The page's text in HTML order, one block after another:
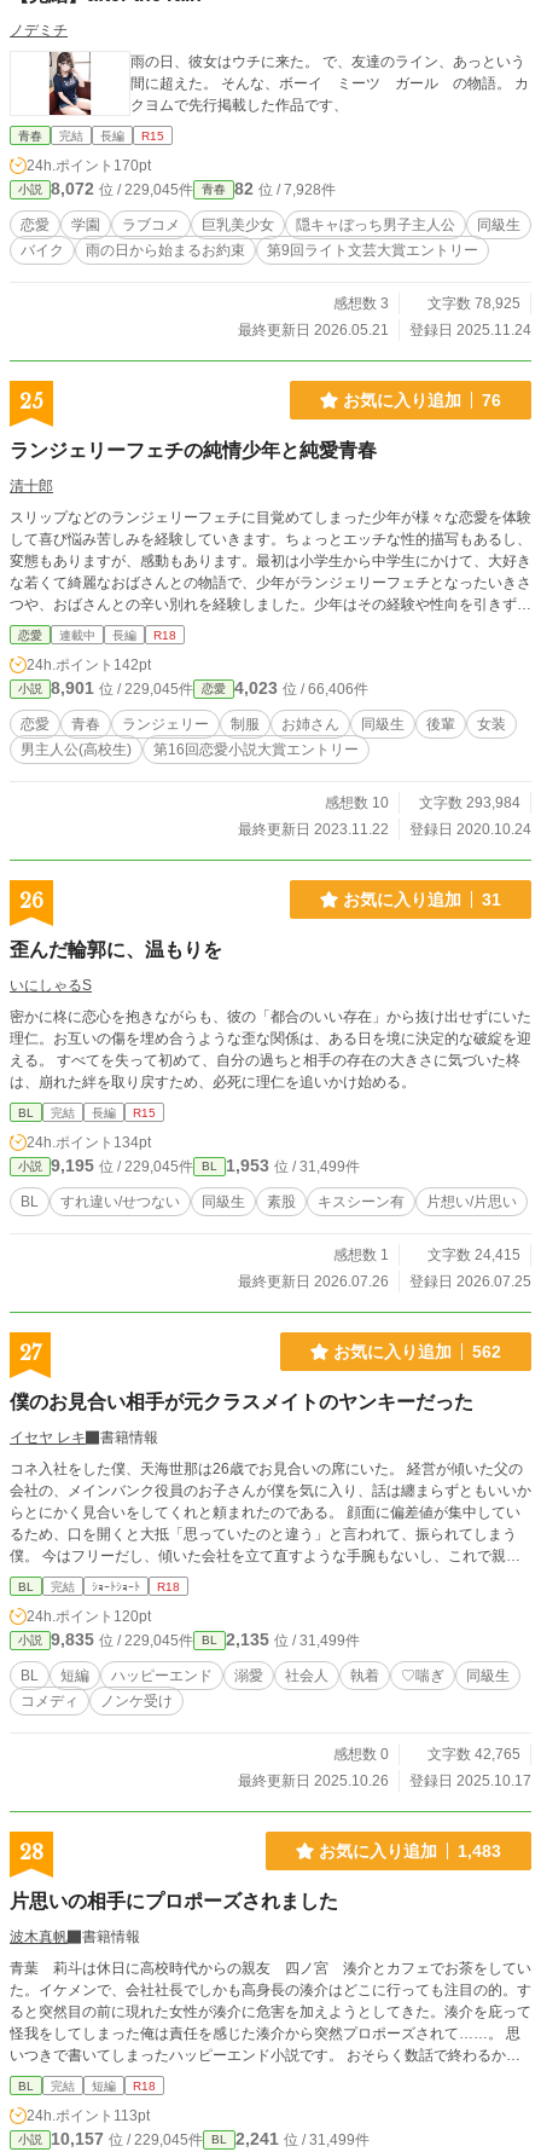
ノデミチ
雨の日、彼女はウチに来た。 で、友達のライン、あっという
間に超えた。 そんな、ボーイ ミーツ ガール の物語。 カ
クヨムで先行掲載した作品です、
青春 完結 長編 R15
24h.ポイント 170pt
小説 8,072 位 / 229,045件 青春 82 位 / 7,928件
恋愛 学園 ラブコメ 巨乳美少女 隠キャぼっち男子主人公
同級生
バイク
雨の日から始まるお約束 第9回ライト文芸大賞エントリー
感想数 3
文字数 78,925
最終更新日 2026.05.21
登録日 2025.11.24
25 お気に入り追加 76
ランジェリーフェチの純情少年と純愛青春
清十郎
スリップなどのランジェリーフェチに目覚めてしまった少年が様々な恋愛を体験
して喜び悩み苦しみを経験していきます。ちょっとエッチな性的描写もあるし、
変態もありますが、感動もあります。最初は小学生から中学生にかけて、大好き
な若くて綺麗なおばさんとの物語で、少年がランジェリーフェチとなったいきさ
つや、おばさんとの辛い別れを経験しました。少年はその経験や性向を引きずっ
たなか、新たに同級生との恋愛に踏み出します。しかし、高校の２年間、愛を深
めあい絆を確かめあったふたりに突然の破局が訪れ、少年は深く傷つきます。そ
の後、そんな少年の前に相次いでふたりの少女が現れ、新たな展開が始まりま
す。
恋愛 連載中 長編 R18
24h.ポイント 142pt
小説 8,901 位 / 229,045件 恋愛 4,023 位 / 66,406件
恋愛 青春 ランジェリー 制服 お姉さん 同級生 後輩
女装
男主人公(高校生)
第16回恋愛小説大賞エントリー
感想数 10
文字数 293,984
最終更新日 2023.11.22
登録日 2020.10.24
26 お気に入り追加 31
歪んだ輪郭に、温もりを
いにしゃるS
​密かに柊に恋心を抱きながらも、彼の「都合のいい存在」から抜け出せずにいた
理仁。お互いの傷を埋め合うような歪な関係は、ある日を境に決定的な破綻を迎
える。 ​すべてを失って初めて、自分の過ちと相手の存在の大きさに気づいた柊
は、崩れた絆を取り戻すため、必死に理仁を追いかけ始める。
BL 完結 長編 R15
24h.ポイント 134pt
小説 9,195 位 / 229,045件 BL 1,953 位 / 31,499件
BL すれ違い/せつない 同級生 素股 キスシーン有 片想い/片思い
感想数 1
文字数 24,415
最終更新日 2026.07.26
登録日 2026.07.25
27 お気に入り追加 562
僕のお見合い相手が元クラスメイトのヤンキーだった
イセヤ レキ
書籍情報
コネ入社をした僕、天海世那は26歳でお見合いの席にいた。 経営が傾いた父の
会社の、メインバンク役員のお子さんが僕を気に入り、話は纏まらずともいいか
らとにかく見合いをしてくれと頼まれたのである。 顔面に偏差値が集中してい
るため、口を開くと大抵「思っていたのと違う」と言われて、振られてしまう
僕。 今はフリーだし、傾いた会社を立て直すような手腕もないし、これで親孝
行出来るのならばと気軽に引き受けた。 どうせこのお見合い相手も、僕の中身
を知れば勝手に幻滅して直ぐに断ってくれるだろう。 ところが見合い当日、僕
BL 完結 ｼｮｰﾄｼｮｰﾄ R18
24h.ポイント 120pt
小説 9,835 位 / 229,045件 BL 2,135 位 / 31,499件
BL 短編 ハッピーエンド 溺愛 社会人 執着 ♡喘ぎ
同級生
コメディ
ノンケ受け
感想数 0
文字数 42,765
最終更新日 2025.10.26
登録日 2025.10.17
28 お気に入り追加 1,483
片思いの相手にプロポーズされました
波木真帆
書籍情報
青葉 莉斗は休日に高校時代からの親友 四ノ宮 湊介とカフェでお茶をしてい
た。イケメンで、会社社長でしかも高身長の湊介はどこに行っても注目の的。す
ると突然目の前に現れた女性が湊介に危害を加えようとしてきた。湊介を庇って
怪我をしてしまった俺は責任を感じた湊介から突然プロポーズされて……。 思
いつきで書いてしまったハッピーエンド小説です。 おそらく数話で終わるかな
と思います。 気楽に読んで楽しんでいただけると嬉しいです♡ ※同性同士の結
婚が認められている世界のお話です。 R18には※つけます。
BL 完結 短編 R18
24h.ポイント 113pt
小説 10,157 位 / 229,045件 BL 2,241 位 / 31,499件